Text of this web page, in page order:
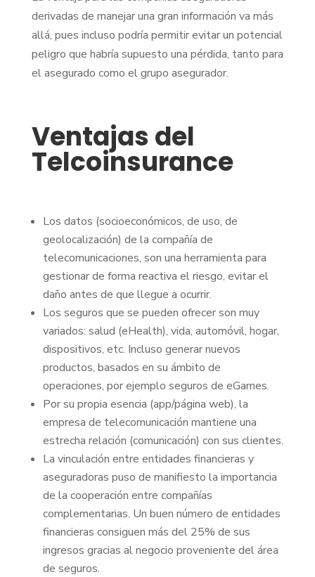
derivadas de manejar una gran información va más
allá, pues incluso podría permitir evitar un potencial
peligro que habría supuesto una pérdida, tanto para
el asegurado como el grupo asegurador.
Ventajas del
Telcoinsurance
Los datos (socioeconómicos, de uso, de
geolocalización) de la compañía de
telecomunicaciones, son una herramienta para
gestionar de forma reactiva el riesgo, evitar el
daño antes de que llegue a ocurrir.
Los seguros que se pueden ofrecer son muy
variados: salud (eHealth), vida, automóvil, hogar,
dispositivos, etc. Incluso generar nuevos
productos, basados en su ámbito de
operaciones, por ejemplo seguros de eGames.
Por su propia esencia (app/página web), la
empresa de telecomunicación mantiene una
estrecha relación (comunicación) con sus clientes.
La vinculación entre entidades financieras y
aseguradoras puso de manifiesto la importancia
de la cooperación entre compañías
complementarias. Un buen número de entidades
financieras consiguen más del 25% de sus
ingresos gracias al negocio proveniente del área
de seguros.